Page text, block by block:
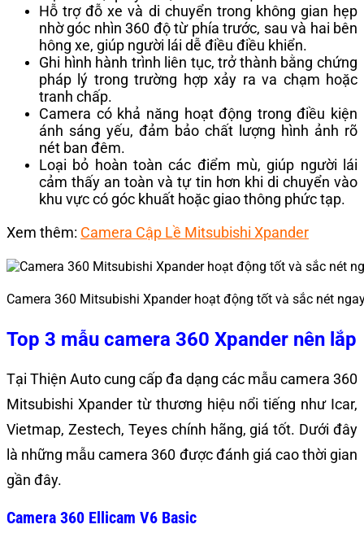
Hỗ trợ đỗ xe và di chuyển trong không gian hẹp
nhờ góc nhìn 360 độ từ phía trước, sau và hai bên
hông xe, giúp người lái dễ điều điều khiển.
Ghi hình hành trình liên tục, trở thành bằng chứng
pháp lý trong trường hợp xảy ra va chạm hoặc
tranh chấp.
Camera có khả năng hoạt động trong điều kiện
ánh sáng yếu, đảm bảo chất lượng hình ảnh rõ
nét ban đêm.
Loại bỏ hoàn toàn các điểm mù, giúp người lái
cảm thấy an toàn và tự tin hơn khi di chuyển vào
khu vực có góc khuất hoặc giao thông phức tạp.
Xem thêm: Camera Cập Lề Mitsubishi Xpander
Camera 360 Mitsubishi Xpander hoạt động tốt và sắc nét
Top 3 mẫu camera 360 Xpander nên lắp
Tại Thiện Auto cung cấp đa dạng các mẫu camera 360
Mitsubishi Xpander từ thương hiệu nổi tiếng như Icar,
Vietmap, Zestech, Teyes chính hãng, giá tốt. Dưới đây
là những mẫu camera 360 được đánh giá cao thời gian
gần đây.
Camera 360 Ellicam V6 Basic